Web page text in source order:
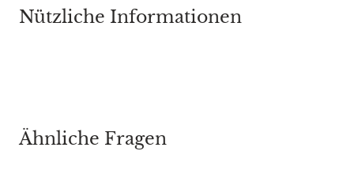
Nützliche Informationen
Ähnliche Fragen